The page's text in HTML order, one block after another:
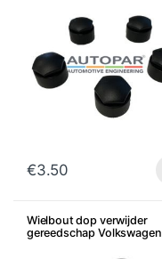
€3.50
Wielbout dop verwijder
gereedschap Volkswagen